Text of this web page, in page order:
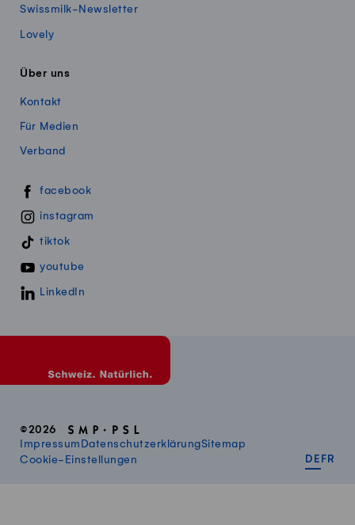
Swissmilk-Newsletter
Lovely
Über uns
Kontakt
Für Medien
Verband
Swissmillk auf Social Media
facebook
instagram
tiktok
youtube
LinkedIn
©2026
Impressum DatenschutzerklärungSitemap
Cookie-Einstellungen
DE FR